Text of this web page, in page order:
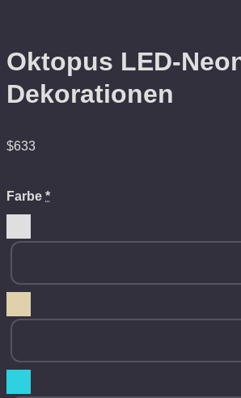
Oktopus LED-
Dekorationen
$633
Farbe *